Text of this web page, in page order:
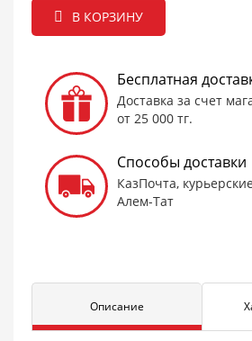
В КОРЗИНУ
Бесплатная
Доставка за счет
от 25 000 тг.
Способы доставки
КазПочта,
Алем-Тат
Описание